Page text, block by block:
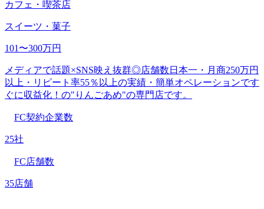
カフェ・喫茶店
スイーツ・菓子
101〜300万円
メディアで話題×SNS映え抜群◎店舗数日本一・月商250万円
以上・リピート率55％以上の実績・簡単オペレーションです
ぐに収益化！の"りんごあめ"の専門店です。
FC契約企業数
25社
FC店舗数
35店舗